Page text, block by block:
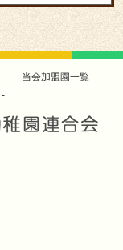
当会加盟園一覧